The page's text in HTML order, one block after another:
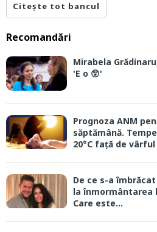
Citește tot bancul
Recomandări
Mirabela
'E o 😲'
Prognoza ANM
săptămână.
20°C față de
De ce s-a
la înmormântarea
Care este...